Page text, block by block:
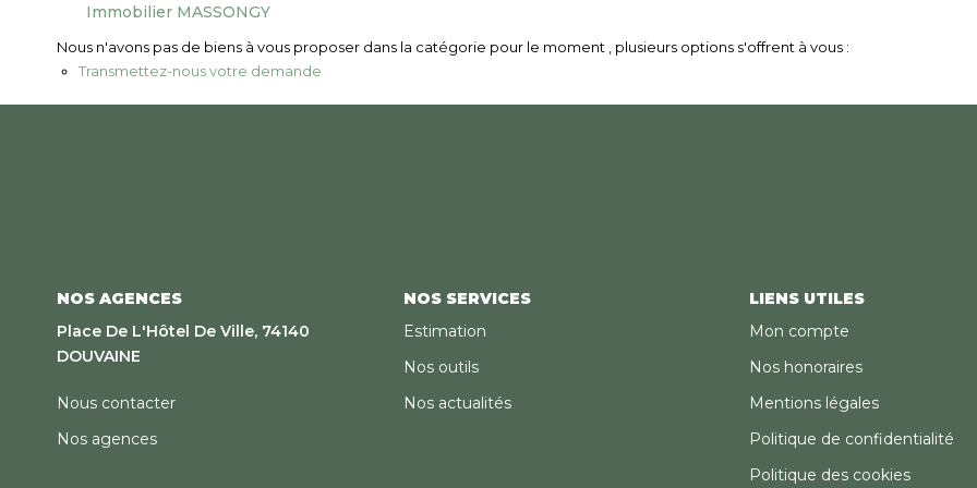
Immobilier MASSONGY
Nous n'avons pas de biens à vous proposer dans la catégorie pour le moment , plusieurs options s'offrent à vous :
Transmettez-nous votre demande
NOS AGENCES
Place De L'Hôtel De Ville, 74140
DOUVAINE
Nous contacter
Nos agences
NOS SERVICES
Estimation
Nos outils
Nos actualités
LIENS UTILES
Mon compte
Nos honoraires
Mentions légales
Politique de confidentialité
Politique des cookies